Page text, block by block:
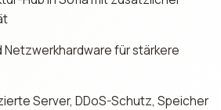
Netzwerkhardware für stärkere
Server, DDoS-Schutz, Speicher